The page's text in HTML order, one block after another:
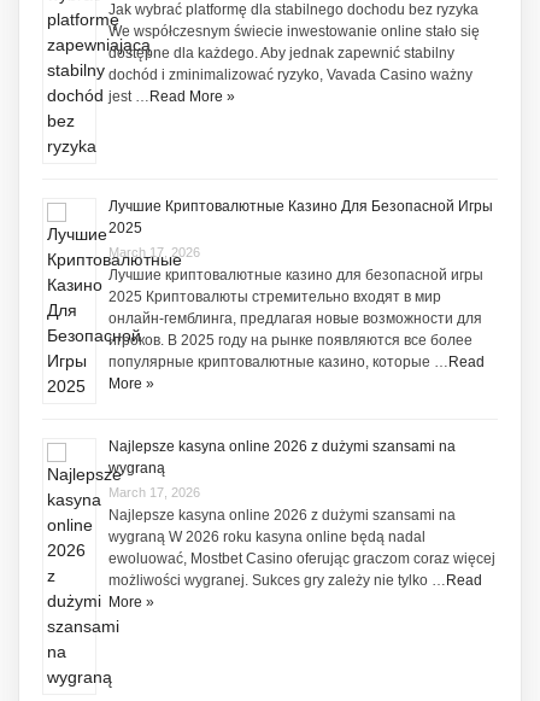
Jak wybrać platformę dla stabilnego dochodu bez ryzyka
We współczesnym świecie inwestowanie online stało się
dostępne dla każdego. Aby jednak zapewnić stabilny
dochód i zminimalizować ryzyko, Vavada Casino ważny
jest … Read More »
Лучшие Криптовалютные Казино Для Безопасной Игры
2025
March 17, 2026
Лучшие криптовалютные казино для безопасной игры
2025 Криптовалюты стремительно входят в мир
онлайн-гемблинга, предлагая новые возможности для
игроков. В 2025 году на рынке появляются все более
популярные криптовалютные казино, которые … Read
More »
Najlepsze kasyna online 2026 z dużymi szansami na
wygraną
March 17, 2026
Najlepsze kasyna online 2026 z dużymi szansami na
wygraną W 2026 roku kasyna online będą nadal
ewoluować, Mostbet Casino oferując graczom coraz więcej
możliwości wygranej. Sukces gry zależy nie tylko … Read
More »